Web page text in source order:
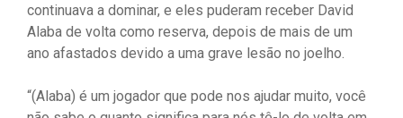
continuava a dominar, e eles puderam receber David
Alaba de volta como reserva, depois de mais de um
ano afastados devido a uma grave lesão no joelho.
“(Alaba) é um jogador que pode nos ajudar muito, você